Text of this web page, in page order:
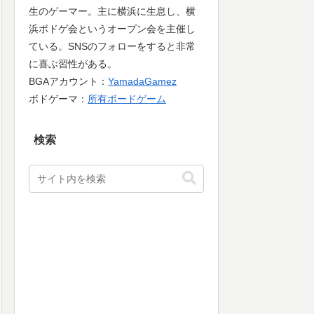
生のゲーマー。主に横浜に生息し、横
浜ボドゲ会というオープン会を主催し
ている。SNSのフォローをすると非常
に喜ぶ習性がある。
BGAアカウント： YamadaGamez
ボドゲーマ： 所有ボードゲーム
検索